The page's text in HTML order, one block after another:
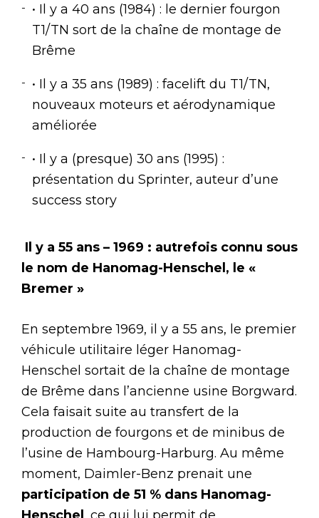
• Il y a 40 ans (1984) : le dernier fourgon
T1/TN sort de la chaîne de montage de
Brême
• Il y a 35 ans (1989) : facelift du T1/TN,
nouveaux moteurs et aérodynamique
améliorée
• Il y a (presque) 30 ans (1995) :
présentation du Sprinter, auteur d’une
success story
Il y a 55 ans – 1969 : autrefois connu sous
le nom de Hanomag-Henschel, le «
Bremer »
En septembre 1969, il y a 55 ans, le premier
véhicule utilitaire léger Hanomag-
Henschel sortait de la chaîne de montage
de Brême dans l’ancienne usine Borgward.
Cela faisait suite au transfert de la
production de fourgons et de minibus de
l’usine de Hambourg-Harburg. Au même
moment, Daimler-Benz prenait une
participation de 51 % dans Hanomag-